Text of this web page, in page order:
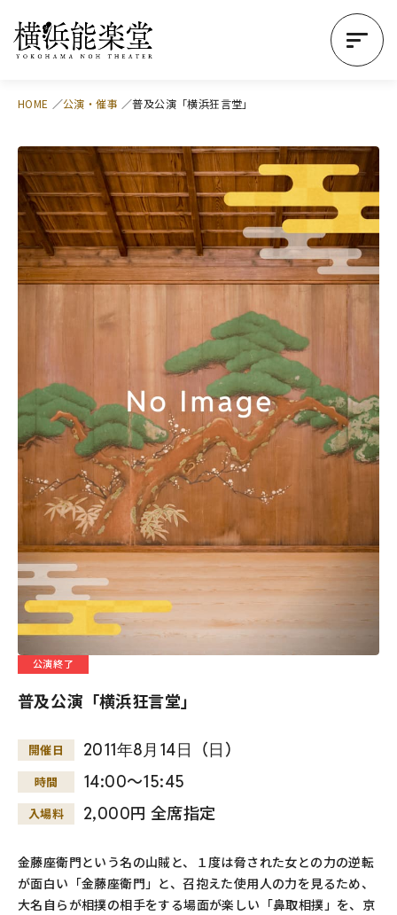
HOME 公演・催事 普及公演「横浜狂言堂」
公演終了
普及公演「横浜狂言堂」
開催日 2011年8月 14日 （日 ）
時間 14:00～15:45
入場料 2,000円 全席指定
金藤座衛門という名の山賊と、１度は脅された女との力の逆転
が面白い「金藤座衛門」と、召抱えた使用人の力を見るため、
大名自らが相撲の相手をする場面が楽しい「鼻取相撲」を、京